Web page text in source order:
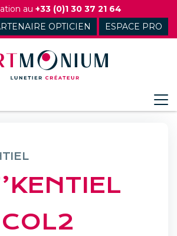
au +33 (0)1 30 37 21 64
OPTICIEN
ESPACE PRO